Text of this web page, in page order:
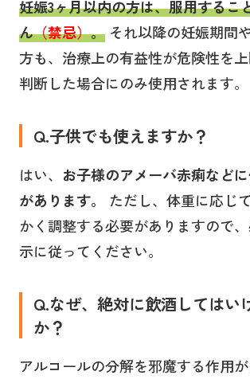
妊娠3ヶ月以内の方は、服用するこ
ん（禁忌）。 それ以降の妊娠期間
方も、治療上の有益性が危険性を
判断した場合にのみ使用されます。
Q.子供でも使えますか？
はい、 お子様のアメーバ赤痢など
があります。
ただし、体重に応じ
かく調整する必要がありますので
示に従ってください。
Q.なぜ、絶対に飲酒してはい
か？
アルコールの分解を邪魔する作用